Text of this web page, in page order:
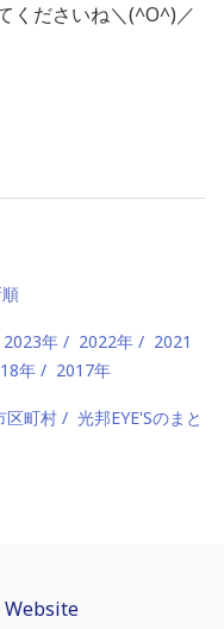
くださいね＼(^O^)／
2023年 2022年
2021
年 2017年
区町村
光邦EYE'Sのまと
Website